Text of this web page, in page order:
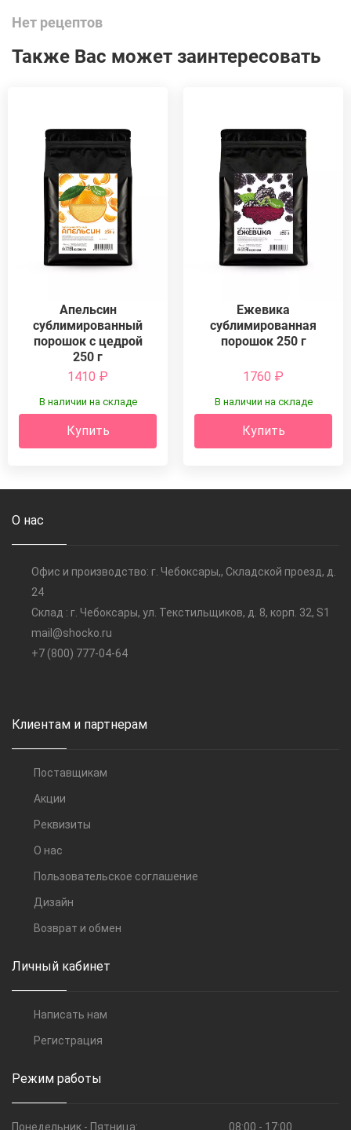
Нет рецептов
Также Вас может заинтересовать
Апельсин
сублимированный
порошок с цедрой
250 г
1410 ₽
В наличии на складе
Купить
Ежевика
сублимированная
порошок 250 г
1760 ₽
В наличии на складе
Купить
О нас
Офис и производство: г. Чебоксары,, Складской проезд, д.
24
Склад : г. Чебоксары, ул. Текстильщиков, д. 8, корп. 32, S1
mail@shocko.ru
+7 (800) 777-04-64
Клиентам и партнерам
Поставщикам
Акции
Реквизиты
О нас
Пользовательское соглашение
Дизайн
Возврат и обмен
Личный кабинет
Написать нам
Регистрация
Режим работы
Понедельник - Пятница: 08:00 - 17:00